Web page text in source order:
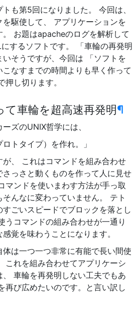
も第5回になりました。 今回は、
を駆使して、 アプリケーションを
お題はapacheのログを解析して
するソフトです。 「車輪の再発明
そうですが、今回は 「ソフトを
なすまでの時間よりも早く作って
押し切ります。
て車輪を超高速再発明¶
ズのUNIX哲学には、
トタイプ）を作れ。」
が、 これはコマンドを組み合わせ
っさと動くものを作って人に見せ
マンドを使いまわす方法が手っ取
んなに変わっていません。 テト
すごいスピードでブロックを落とし
うコマンドの組み合わせが一通り
覚を味わうことになります。
は一つ一つ非常に有能で長い間使
これを組み合わせてアプリケーシ
、 車輪を再発明しない工夫でもあ
再び広めたいのです。と言い訳し